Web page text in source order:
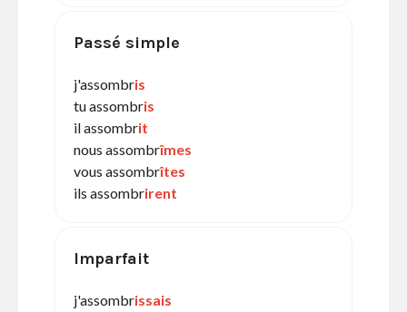
Passé simple
j'assombris
tu assombris
il assombrit
nous assombrîmes
vous assombrîtes
ils assombrirent
Imparfait
j'assombrissais